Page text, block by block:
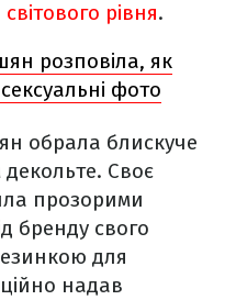
рівня.
розповіла, як
фото
обрала блискуче
декольте. Своє
прозорими
бренду свого
для
надав